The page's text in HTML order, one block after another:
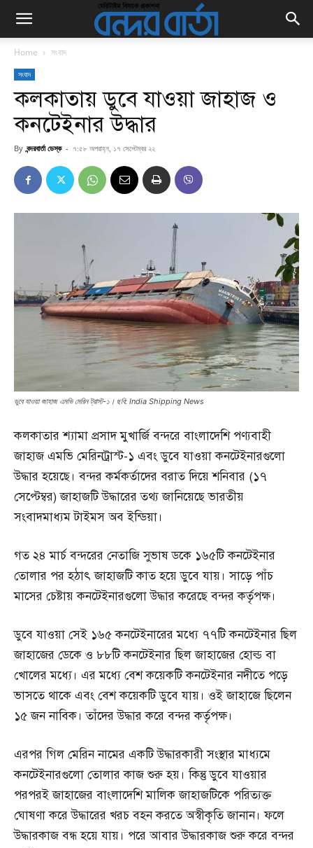
Home সংবাদ
সংবাদ
কলকাতায় ডুবে যাওয়া জাহাজ ও
কনটেইনার উদ্ধার
By বন্দরবার্তা ডেস্ক - ৭:৫৮ অপরাহ্ন, ১৭ সেপ্টেম্বর ২২
ডুবে যাওয়া জাহাজ এমভি মেরিন ট্রাস্ট-১। ছবি: India Shipping News
কলকাতার শ্যামা প্রসাদ মুখার্জি বন্দরে বাংলাদেশি পণ্যবাহী
জাহাজ এমভি মেরিনট্রাস্ট-১ এবং ডুবে যাওয়া কনটেইনারগুলো
উদ্ধার হয়েছে। বন্দর কর্মকর্তাদের বরাত দিয়ে শনিবার (১৭
সেপ্টেম্বর) জাহাজটি উদ্ধারের তথ্য জানিয়েছে ভারতীয়
সংবাদমাধ্যম টাইমস অব ইন্ডিয়া।
গত ২৪ মার্চ বন্দরের নেতাজি সুভাষ ডকে ১৬৫টি কনটেইনার
তোলার পর হঠাৎ জাহাজটি কাত হয়ে ডুবে যায়। সাড়ে পাঁচ
মাসের চেষ্টায় কনটেইনারগুলো উদ্ধার করেছে বন্দর কর্তৃপক্ষ।
ডুবে যাওয়া সেই ১৬৫ কনটেইনারের মধ্যে ৭৭টি কনটেইনার ছিল
জাহাজের ডেকে ও ৮৮টি কনটেইনার ছিল জাহাজের হোল্ড বা
খোলের মধ্যে। এর মধ্যে বেশ কয়েকটি কনটেইনার নদীতে পড়ে
ভাসতে থাকে এবং বেশ কয়েকটি ডুবে যায়। ওই জাহাজে ছিলেন
১৫ জন নাবিক। তাঁদের উদ্ধার করে বন্দর কর্তৃপক্ষ।
এরপর গিল মেরিন নামের একটি উদ্ধারকারী সংস্থার মাধ্যমে
কনটেইনারগুলো তোলার কাজ শুরু হয়। কিন্তু ডুবে যাওয়ার
পরপরই জাহাজের বাংলাদেশি মালিক জাহাজটিকে পরিত্যক্ত
ঘোষণা করে উদ্ধারের খরচ বহন করতে অস্বীকৃতি জানান। ফলে
উদ্ধারকাজ বন্ধ হয়ে যায়। পরে আবার উদ্ধারকাজ শুরু করে বন্দর